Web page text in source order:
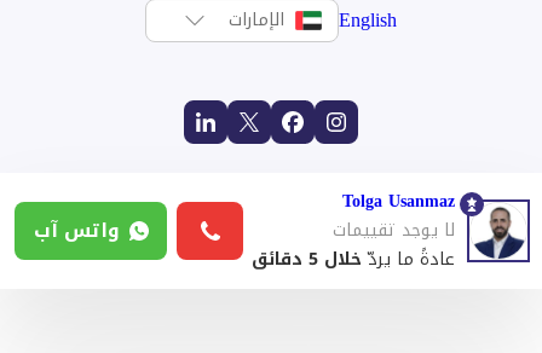
English الإمارات
Tolga Usanmaz
لا يوجد تقييمات
عادةً ما يردّخلال 5 دقائق
واتس آب